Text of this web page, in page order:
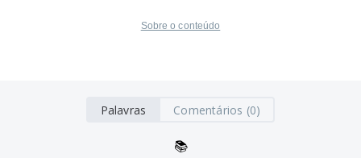
Sobre o conteúdo
Palavras Comentários (0)
📚